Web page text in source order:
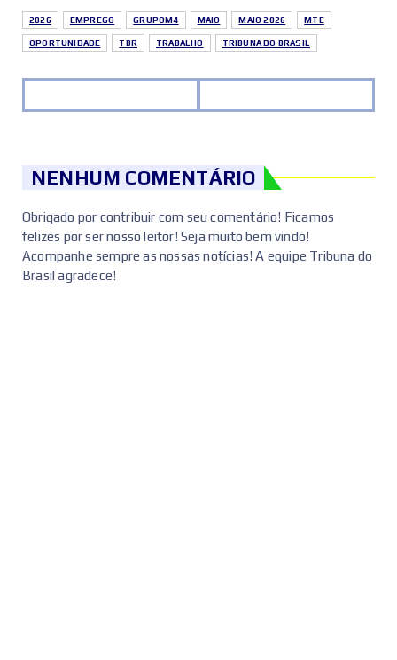
2026 EMPREGO GRUPOM4 MAIO MAIO 2026 MTE
OPORTUNIDADE TBR TRABALHO TRIBUNA DO BRASIL
NENHUM COMENTÁRIO
Obrigado por contribuir com seu comentário! Ficamos
felizes por ser nosso leitor! Seja muito bem vindo!
Acompanhe sempre as nossas notícias! A equipe Tribuna do
Brasil agradece!